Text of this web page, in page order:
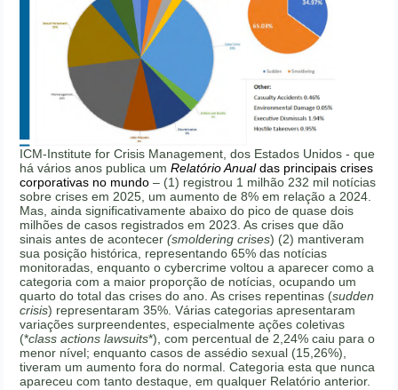
ICM-Institute for Crisis Management, dos Estados Unidos - que
há vários anos publica umRelatório Anualdas principais crises
corporativas no mundo – (1) registrou 1 milhão 232 mil notícias
sobre crises em 2025, um aumento de 8% em relação a 2024.
Mas, ainda significativamente abaixo do pico de quase dois
milhões de casos registrados em 2023. As crises que dão
sinais antes de acontecer(smoldering crises) (2) mantiveram
sua posição histórica, representando 65% das notícias
monitoradas, enquanto o cybercrime voltou a aparecer como a
categoria com a maior proporção de notícias, ocupando um
quarto do total das crises do ano. As crises repentinas (sudden
crisis) representaram 35%. Várias categorias apresentaram
variações surpreendentes, especialmente ações coletivas
(*class actions lawsuits*), com percentual de 2,24% caiu para o
menor nível; enquanto casos de assédio sexual (15,26%),
tiveram um aumento fora do normal. Categoria esta que nunca
apareceu com tanto destaque, em qualquer Relatório anterior.